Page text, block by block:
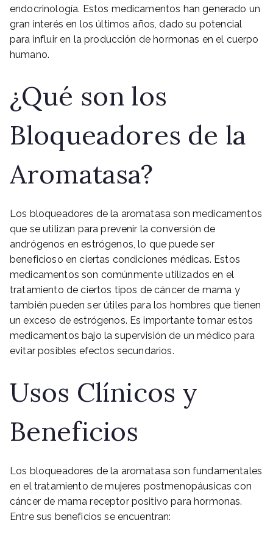
endocrinología. Estos medicamentos han generado un
gran interés en los últimos años, dado su potencial
para influir en la producción de hormonas en el cuerpo
humano.
¿Qué son los
Bloqueadores de la
Aromatasa?
Los bloqueadores de la aromatasa son medicamentos
que se utilizan para prevenir la conversión de
andrógenos en estrógenos, lo que puede ser
beneficioso en ciertas condiciones médicas. Estos
medicamentos son comúnmente utilizados en el
tratamiento de ciertos tipos de cáncer de mama y
también pueden ser útiles para los hombres que tienen
un exceso de estrógenos. Es importante tomar estos
medicamentos bajo la supervisión de un médico para
evitar posibles efectos secundarios.
Usos Clínicos y
Beneficios
Los bloqueadores de la aromatasa son fundamentales
en el tratamiento de mujeres postmenopáusicas con
cáncer de mama receptor positivo para hormonas.
Entre sus beneficios se encuentran: